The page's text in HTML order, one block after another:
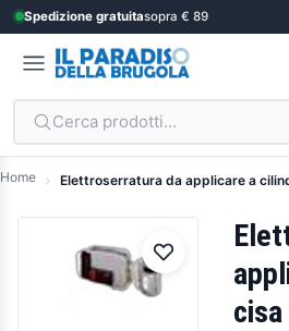
Spedizione gratuitasopra € 89
Cerca prodotti...
Home Elettroserratura da applicare a